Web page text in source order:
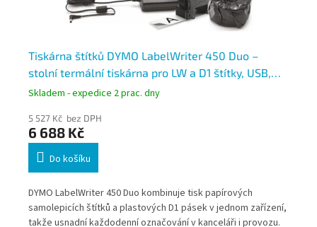
Tiskárna štítků DYMO LabelWriter 450 Duo –
stolní termální tiskárna pro LW a D1 štítky, USB,
300 dpi
Skladem - expedice 2 prac. dny
5 527 Kč bez DPH
6 688 Kč
Do košíku
DYMO LabelWriter 450 Duo kombinuje tisk papírových
samolepicích štítků a plastových D1 pásek v jednom zařízení,
takže usnadní každodenní označování v kanceláři i provozu.